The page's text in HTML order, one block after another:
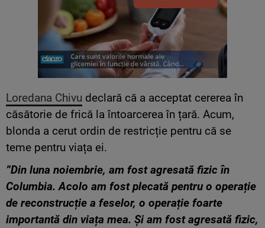
Loredana Chivu declară că a acceptat cererea în
căsătorie de frică la întoarcerea în țară. Acum,
blonda a cerut ordin de restricție pentru că se
teme pentru viața ei.
”Din luna noiembrie, am fost agresată fizic în
Columbia. Acolo am fost plecată pentru o operație
de reconstrucție a feselor, o operație foarte
importantă din viața mea. Și am fost agresată fizic,